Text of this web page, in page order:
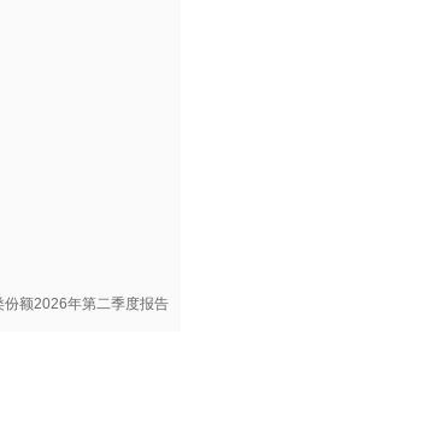
份额2026年第二季度报告